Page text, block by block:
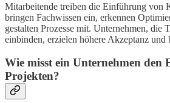
Mitarbeitende treiben die Einführung von
bringen Fachwissen ein, erkennen
gestalten Prozesse mit. Unternehmen, die
einbinden, erzielen höhere Akzeptanz und
Wie misst ein Unternehmen
Projekten?